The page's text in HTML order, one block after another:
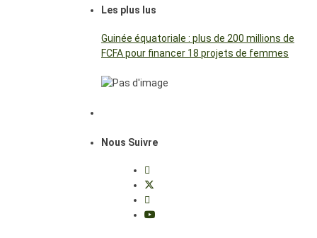
Les plus lus
Guinée équatoriale : plus de 200 millions de
FCFA pour financer 18 projets de femmes
Nous Suivre